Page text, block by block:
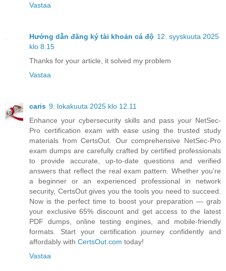
Vastaa
Hướng dẫn đăng ký tài khoản cá độ 12. syyskuuta 2025
klo 8.15
Thanks for your article, it solved my problem
Vastaa
caris 9. lokakuuta 2025 klo 12.11
Enhance your cybersecurity skills and pass your NetSec-
Pro certification exam with ease using the trusted study
materials from CertsOut. Our comprehensive NetSec-Pro
exam dumps are carefully crafted by certified professionals
to provide accurate, up-to-date questions and verified
answers that reflect the real exam pattern. Whether you’re
a beginner or an experienced professional in network
security, CertsOut gives you the tools you need to succeed.
Now is the perfect time to boost your preparation — grab
your exclusive 65% discount and get access to the latest
PDF dumps, online testing engines, and mobile-friendly
formats. Start your certification journey confidently and
affordably with CertsOut.com today!
Vastaa